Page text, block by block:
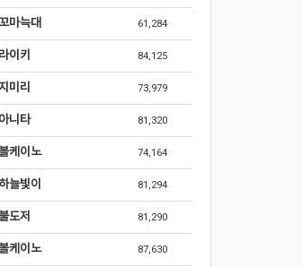
꼬마늑대 61,284
라이키 84,125
미리 73,979
아니타 81,320
볼케이노 74,164
하늘빛이 81,294
불도저 81,290
볼케이노 87,630